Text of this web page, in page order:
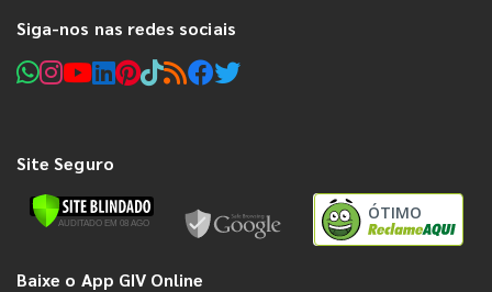
Siga-nos nas redes sociais
Site Seguro
ÓTIMO
Baixe o App GIV Online